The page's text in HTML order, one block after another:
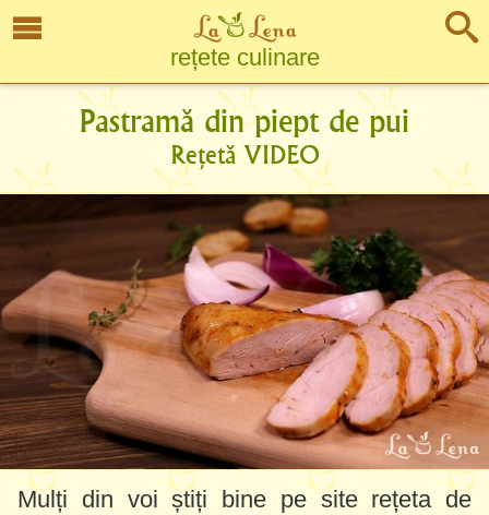
rețete culinare
Pastramă din piept de pui
Rețetă VIDEO
Mulți din voi știți bine pe site rețeta de